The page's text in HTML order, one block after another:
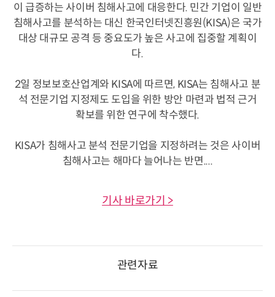
이 급증하는 사이버 침해사고에 대응한다. 민간 기업이 일반
침해사고를 분석하는 대신 한국인터넷진흥원(KISA)은 국가
대상 대규모 공격 등 중요도가 높은 사고에 집중할 계획이
다.
2일 정보보호산업계와 KISA에 따르면, KISA는 침해사고 분
석 전문기업 지정제도 도입을 위한 방안 마련과 법적 근거
확보를 위한 연구에 착수했다.
KISA가 침해사고 분석 전문기업을 지정하려는 것은 사이버
침해사고는 해마다 늘어나는 반면....
기사 바로가기 >
관련자료